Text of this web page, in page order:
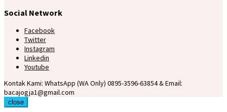
Social Network
Facebook
Twitter
Instagram
Linkedin
Youtube
Kontak Kami: WhatsApp (WA Only) 0895-3596-63854 & Email:
bacajogja1@gmail.com
close